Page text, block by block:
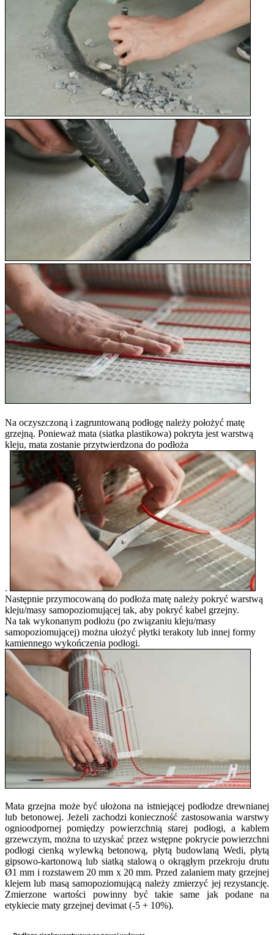
Na oczyszczoną i zagruntowaną podłogę należy położyć matę
grzejną. Ponieważ mata (siatka plastikowa) pokryta jest warstwą
kleju, mata zostanie przytwierdzona do podłoża
.
Następnie przymocowaną do podłoża matę należy pokryć warstwą
kleju/masy samopoziomującej tak, aby pokryć kabel grzejny.
Na tak wykonanym podłożu (po związaniu kleju/masy
samopoziomującej) można ułożyć płytki terakoty lub innej formy
kamiennego wykończenia podłogi.
​Mata grzejna może być ułożona na istniejącej podłodze drewnianej
lub betonowej. Jeżeli zachodzi konieczność zastosowania warstwy
ognioodpornej pomiędzy powierzchnią starej podłogi, a kablem
grzewczym, można to uzyskać przez wstępne pokrycie powierzchni
podłogi cienką wylewką betonową, płytą budowlaną Wedi, płytą
gipsowo-kartonową lub siatką stalową o okrągłym przekroju drutu
Ø1 mm i rozstawem 20 mm x 20 mm. Przed zalaniem maty grzejnej
klejem lub masą samopoziomującą należy zmierzyć jej rezystancję.
Zmierzone wartości powinny być takie same jak podane na
etykiecie maty grzejnej devimat (-5 + 10%).